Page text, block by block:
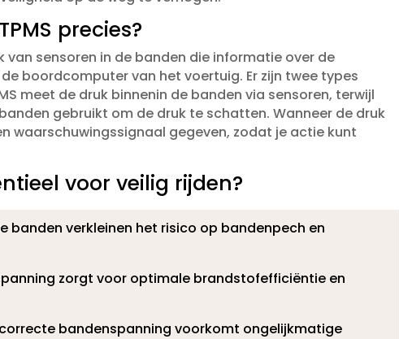
precies?
van sensoren in de banden die informatie over de
boordcomputer van het voertuig.​ Er zijn twee types
meet de druk binnenin de banden via sensoren, terwijl
gebruikt om de druk te schatten.​ Wanneer de druk
waarschuwingssignaal gegeven, zodat je actie kunt
voor veilig rijden?
banden verkleinen het risico op bandenpech en
zorgt voor optimale brandstofefficiëntie en
correcte bandenspanning voorkomt ongelijkmatige